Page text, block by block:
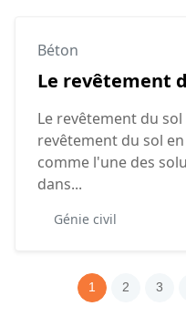
Béton
Le revêtement
Le revêtement du
revêtement du sol
comme l'une des
dans...
Génie civil
1 2 3